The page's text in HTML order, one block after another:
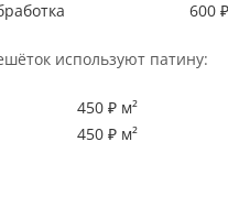
600
используют патину:
450 ₽ м²
450 ₽ м²